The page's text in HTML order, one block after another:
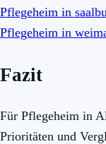
Pflegeheim in
Pflegeheim in
Fazit
Für Pflegeheim in
Prioritäten und